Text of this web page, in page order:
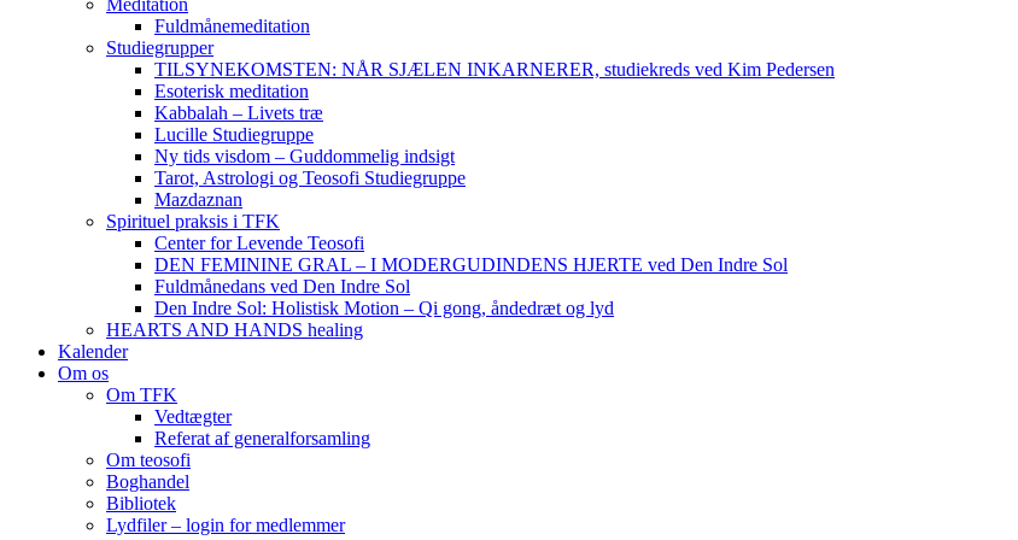
Meditation
Fuldmånemeditation
Studiegrupper
TILSYNEKOMSTEN: NÅR SJÆLEN INKARNERER, studiekreds ved Kim Pedersen
Esoterisk meditation
Kabbalah – Livets træ
Lucille Studiegruppe
Ny tids visdom – Guddommelig indsigt
Tarot, Astrologi og Teosofi Studiegruppe
Mazdaznan
Spirituel praksis i TFK
Center for Levende Teosofi
DEN FEMININE GRAL – I MODERGUDINDENS HJERTE ved Den Indre Sol
Fuldmånedans ved Den Indre Sol
Den Indre Sol: Holistisk Motion – Qi gong, åndedræt og lyd
HEARTS AND HANDS healing
Kalender
Om os
Om TFK
Vedtægter
Referat af generalforsamling
Om teosofi
Boghandel
Bibliotek
Lydfiler – login for medlemmer